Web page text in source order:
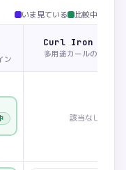
いま見ている 比較中
ン
Curl Iron KC028
多用途カールの2台構成
該当なし